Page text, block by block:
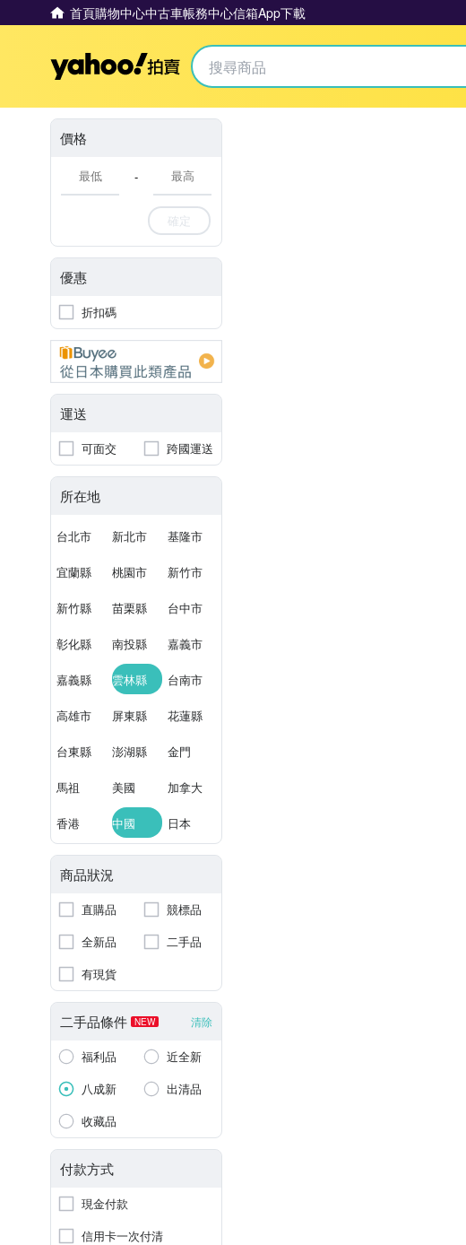
首頁購物中心中古車帳務中心信箱App下載
Yahoo拍賣
價格
-
確定
優惠
折扣碼
運送
可面交 跨國運送
所在地
台北市 新北市 基隆市
宜蘭縣 桃園市 新竹市
新竹縣 苗栗縣 台中市
彰化縣 南投縣 嘉義市
嘉義縣 雲林縣 台南市
高雄市 屏東縣 花蓮縣
台東縣 澎湖縣 金門
馬祖 美國 加拿大
香港 中國 日本
商品狀況
直購品
競標品
全新品
二手品
有現貨
二手品條件 NEW 清除
福利品
近全新
八成新
出清品
收藏品
付款方式
現金付款
信用卡一次付清